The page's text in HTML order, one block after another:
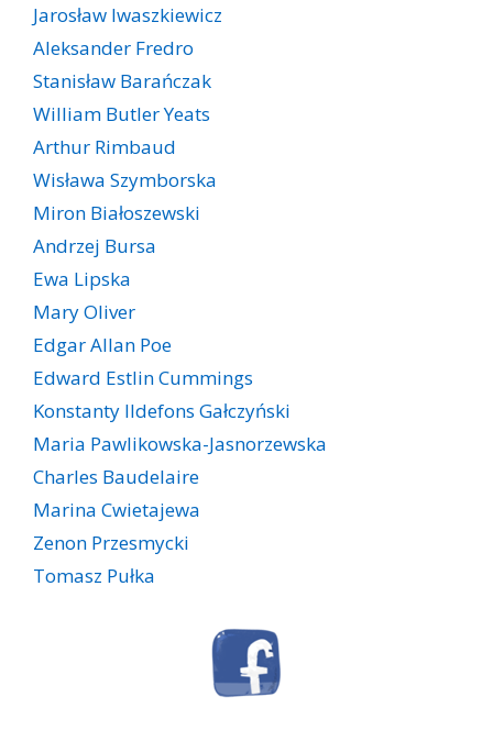
Jarosław Iwaszkiewicz
Aleksander Fredro
Stanisław Barańczak
William Butler Yeats
Arthur Rimbaud
Wisława Szymborska
Miron Białoszewski
Andrzej Bursa
Ewa Lipska
Mary Oliver
Edgar Allan Poe
Edward Estlin Cummings
Konstanty Ildefons Gałczyński
Maria Pawlikowska-Jasnorzewska
Charles Baudelaire
Marina Cwietajewa
Zenon Przesmycki
Tomasz Pułka